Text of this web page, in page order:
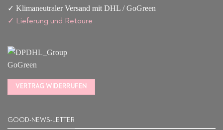
✓ Klimaneutraler Versand mit DHL / GoGreen
✓ Lieferung und Retoure
VERTRAG WIDERRUFEN
GOOD-NEWS-LETTER